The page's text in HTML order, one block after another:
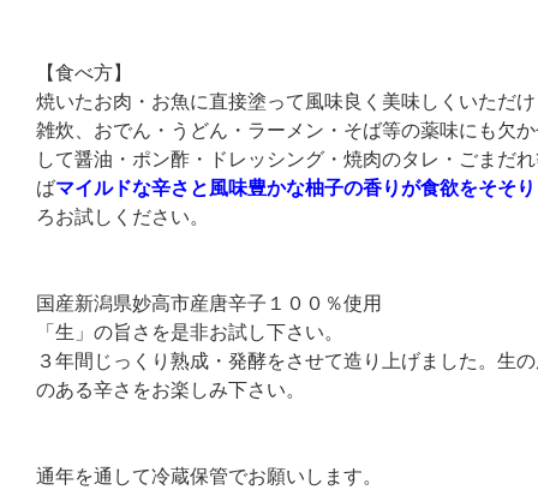
【食べ方】
焼いたお肉・お魚に直接塗って風味良く美味しくいただ
雑炊、おでん・うどん・ラーメン・そば等の薬味にも欠
して醤油・ポン酢・ドレッシング・焼肉のタレ・ごまだ
ばマイルドな辛さと風味豊かな柚子の香りが食欲をそそ
ろお試しください。
国産新潟県妙高市産唐辛子１００％使用
「生」の旨さを是非お試し下さい。
３年間じっくり熟成・発酵をさせて造り上げました。生
のある辛さをお楽しみ下さい。
通年を通して冷蔵保管でお願いします。